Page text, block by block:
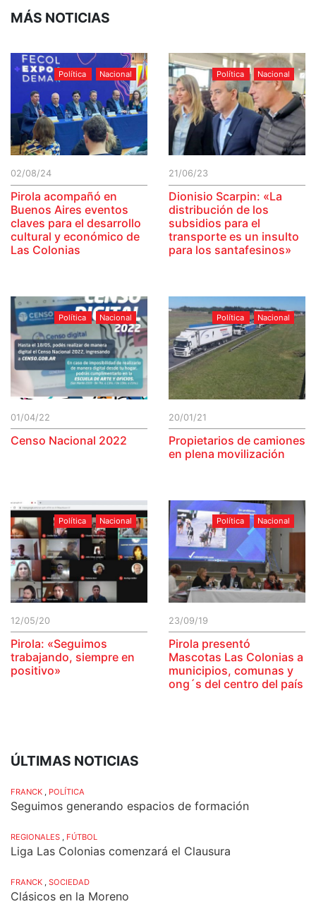
MÁS NOTICIAS
Política Nacional
02/08/24
Pirola acompañó en
Buenos Aires eventos
claves para el desarrollo
cultural y económico de
Las Colonias
Política Nacional
21/06/23
Dionisio Scarpin: «La
distribución de los
subsidios para el
transporte es un insulto
para los santafesinos»
Política Nacional
01/04/22
Censo Nacional 2022
Política Nacional
20/01/21
Propietarios de camiones
en plena movilización
Política Nacional
12/05/20
Pirola: «Seguimos
trabajando, siempre en
positivo»
Política Nacional
23/09/19
Pirola presentó
Mascotas Las Colonias a
municipios, comunas y
ong´s del centro del país
ÚLTIMAS NOTICIAS
FRANCK POLÍTICA
Seguimos generando espacios de formación
REGIONALES FÚTBOL
Liga Las Colonias comenzará el Clausura
FRANCK SOCIEDAD
Clásicos en la Moreno